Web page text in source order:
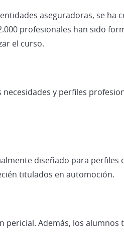
aseguradoras, se ha
profesionales han sido
el curso.
y perfiles
diseñado para perfiles
titulados en automoción.
Además, los alumnos